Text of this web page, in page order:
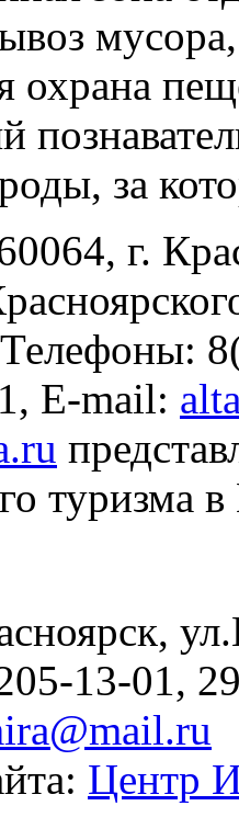
охрана
за
г.
Телефоны:
E-mail:
туризма
13-01,
Центр